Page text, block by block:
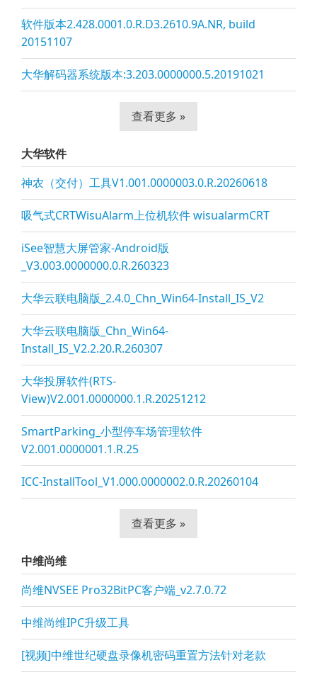
软件版本2.428.0001.0.R.D3.2610.9A.NR, build
20151107
大华解码器系统版本:3.203.0000000.5.20191021
查看更多 »
大华软件
神农（交付）工具V1.001.0000003.0.R.20260618
吸气式CRTWisuAlarm上位机软件 wisualarmCRT
iSee智慧大屏管家-Android版
_V3.003.0000000.0.R.260323
大华云联电脑版_2.4.0_Chn_Win64-Install_IS_V2
大华云联电脑版_Chn_Win64-
Install_IS_V2.2.20.R.260307
大华投屏软件(RTS-
View)V2.001.0000000.1.R.20251212
SmartParking_小型停车场管理软件
V2.001.0000001.1.R.25
ICC-InstallTool_V1.000.0000002.0.R.20260104
查看更多 »
中维尚维
尚维NVSEE Pro32BitPC客户端_v2.7.0.72
中维尚维IPC升级工具
[视频]中维世纪硬盘录像机密码重置方法针对老款